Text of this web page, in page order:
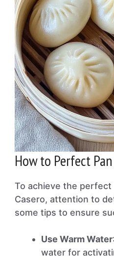
How to Perfect
To achieve the perfect
Casero, attention to
some tips to ensure
Use Warm Water
water for